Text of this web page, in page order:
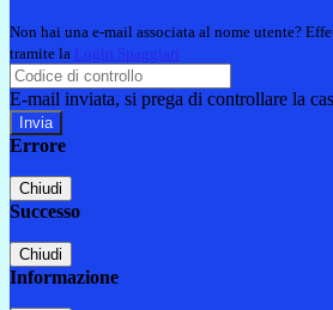
Non hai una e-mail associata al nome utente?
tramite la Login Spaggiari
E-mail inviata, si prega di controllare la
Errore
Chiudi
Successo
Chiudi
Informazione